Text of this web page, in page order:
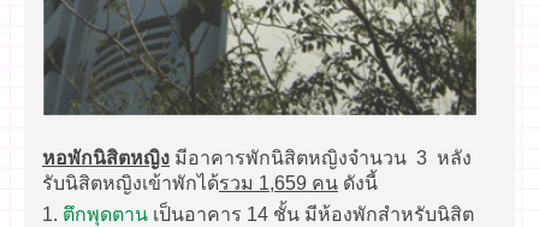
หอพักนิสิตหญิง มีอาคารพักนิสิตหญิงจำนวน 3 หลัง
รับนิสิตหญิงเข้าพักได้รวม 1,659 คน ดังนี้
1. ตึกพุดตาน เป็นอาคาร 14 ชั้น มีห้องพักสำหรับนิสิต